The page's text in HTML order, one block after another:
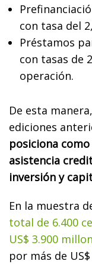
con tasa del
Préstamos
con tasas de
operación.
De esta
ediciones
posiciona
asistencia
inversión y
En la muestra
total de 6.400
US$ 3.900
por más de